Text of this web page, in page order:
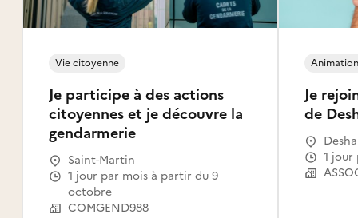
Je participe à des actions
citoyennes et je découvre la
gendarmerie
Vie citoyenne
Saint-Martin
1 jour par mois à partir du 9
octobre
COMGEND988
Je
de
1